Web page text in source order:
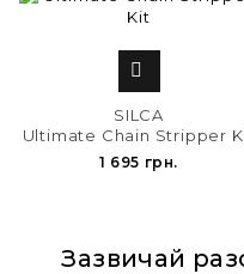

SILCA
Ultimate Chain Stripper
1 695 грн.
Зазвичай